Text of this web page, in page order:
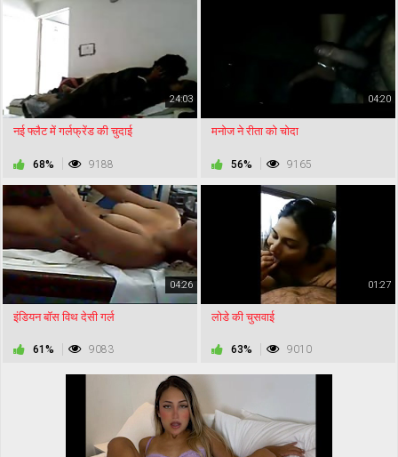
24:03
नई फ्लैट में गर्लफ्रेंड की चुदाई
68% 9188
04:20
मनोज ने रीता को चोदा
56% 9165
04:26
इंडियन बॉस विथ देसी गर्ल
61% 9083
01:27
लोडे की चुसवाई
63% 9010